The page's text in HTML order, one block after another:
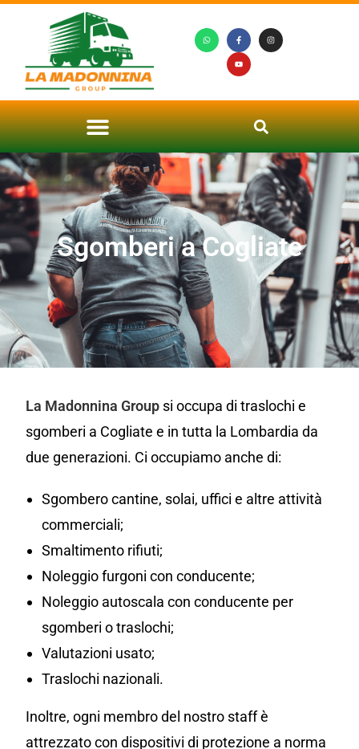
Sgomberi a Cogliate
La Madonnina Group si occupa di traslochi e
sgomberi a Cogliate e in tutta la Lombardia da
due generazioni. Ci occupiamo anche di:
Sgombero cantine, solai, uffici e altre attività
commerciali;
Smaltimento rifiuti;
Noleggio furgoni con conducente;
Noleggio autoscala con conducente per
sgomberi o traslochi;
Valutazioni usato;
Traslochi nazionali.
Inoltre, ogni membro del nostro staff è
attrezzato con dispositivi di protezione a norma